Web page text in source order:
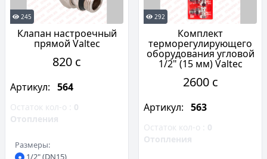
245
Клапан настроечный
прямой Valtec
820 c
Артикул: 564
Остаток кол-о : 0
Отопления
Размеры:
1/2" (DN15)
292
Комплект
терморегулирующего
оборудования угловой
1/2" (15 мм) Valtec
2600 c
Артикул: 563
Остаток кол-о : 0
Отопления